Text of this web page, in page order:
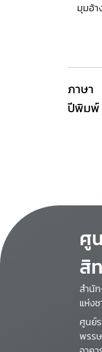
มุมอ้า
ภาษา
ปีพิมพ์
ศู
สิ
สำนั
แห่ง
ศูนย์
พรร